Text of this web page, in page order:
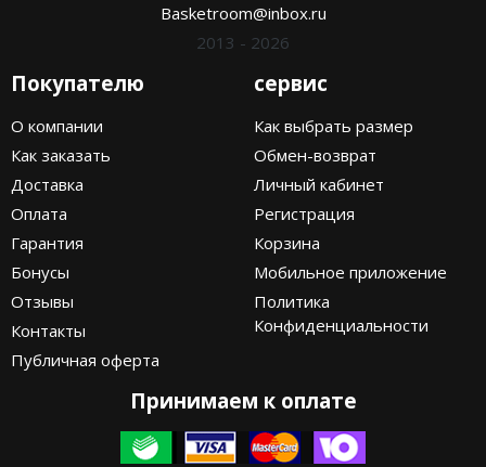
Basketroom@inbox.ru
2013 - 2026
Покупателю
О компании
Как заказать
Доставка
Оплата
Гарантия
Бонусы
Отзывы
Контакты
Публичная оферта
сервис
Как выбрать размер
Обмен-возврат
Личный кабинет
Регистрация
Корзина
Мобильное приложение
Политика
Конфиденциальности
Принимаем к оплате